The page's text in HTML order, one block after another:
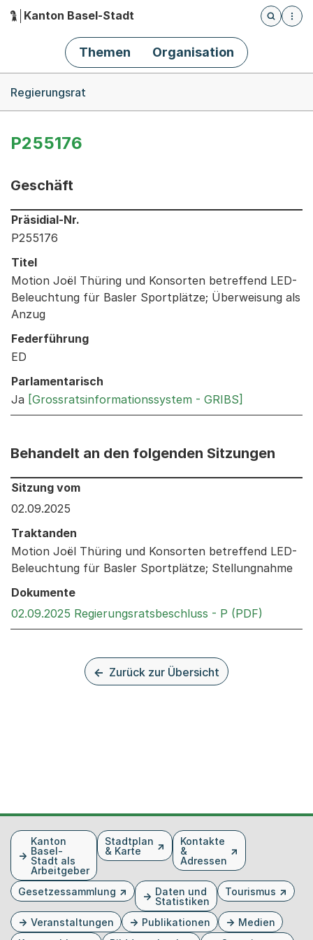
Hauptnavigation
Kanton Basel-Stadt
Öffnet
Themen Organisation
Regierungsrat
P255176
Geschäft
Informationen zum Ausgewählten Geschäft
Präsidial-Nr.
P255176
Titel
Motion Joël Thüring und Konsorten betreffend LED-
Beleuchtung für Basler Sportplätze; Überweisung als
Anzug
Federführung
ED
Parlamentarisch
Ja [Grossratsinformationssystem - GRIBS]
Behandelt an den folgenden Sitzungen
Behandelt an den folgenden Sitzungen: Informationen
Sitzung vom
02.09.2025
Traktanden
Motion Joël Thüring und Konsorten betreffend LED-
Beleuchtung für Basler Sportplätze; Stellungnahme
Dokumente
02.09.2025 Regierungsratsbeschluss - P (PDF)
Zurück zur Übersicht
FusszeileKanton
Basel-
Stadt als
Arbeitgeber
Stadtplan
& Karte
Kontakte
&
Adressen
Gesetzessammlung
Daten und
Statistiken
Tourismus
Veranstaltungen Publikationen
Medien